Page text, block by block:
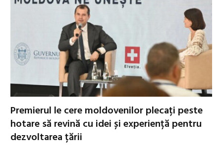
Premierul le cere moldovenilor plecați peste
hotare să revină cu idei și experiență pentru
dezvoltarea țării